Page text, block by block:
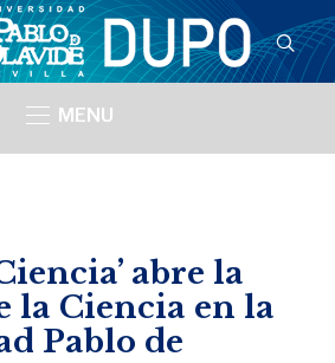
MENU
abre la
la Ciencia en la
Pablo de